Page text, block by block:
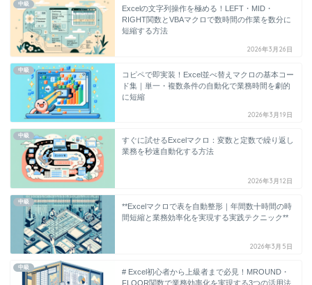
中級
Excelの文字列操作を極める！LEFT・MID・
RIGHT関数とVBAマクロで数時間の作業を数分に
短縮する方法
2026年3月26日
中級
コピペで即実装！Excel並べ替えマクロの基本コー
ド集｜単一・複数条件の自動化で業務時間を劇的
に短縮
2026年3月19日
中級
すぐに試せるExcelマクロ：変数と定数で繰り返し
業務を秒速自動化する方法
2026年3月12日
中級
**Excelマクロで表を自動整形｜年間数十時間の時
間短縮と業務効率化を実現する実践テクニック**
2026年3月5日
中級
# Excel初心者から上級者まで必見！MROUND・
FLOOR関数で業務効率化を実現する3つの活用法